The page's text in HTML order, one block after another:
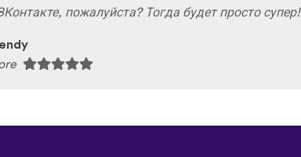
пожалуйста? Тогда будет просто супер!